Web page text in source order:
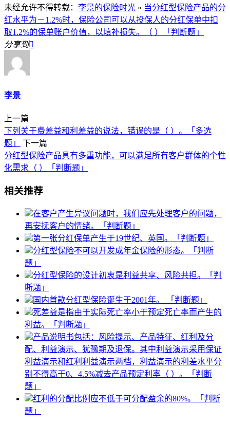
未经允许不得转载： 李景的保险时光 » 当分红型保险产品的分
红水平为－1.2%时，保险公司可以从投保人的分红保单中扣
取1.2%的保单账户价值，以填补损失。（ ）「判断题」
分享到
李景
上一篇
下列关于费差益和利差益的说法，错误的是（ ）。「多选
题」
下一篇
分红型保险产品具有多重功能，可以满足所有客户群体的个性
化需求（ ）「判断题」
相关推荐
在客户产生异议问题时，我们应先处理客户的问题，
再安抚客户的情绪。「判断题」
第一张分红保单产生于19世纪、英国。「判断题」
分红型保险不可以开发成年金保险的形态。「判断
题」
分红型保险的设计初衷是利益共享、风险共担。「判
断题」
国内首款分红型保险诞生于2001年。 「判断题」
死差益是指由于实际死亡率小于预定死亡率而产生的
利益。「判断题」
产品说明书包括：风险提示、产品特征、红利及分
配、利益演示、犹豫期及退保。其中利益演示采用保证
利益演示和红利利益演示两档，利益演示的利差水平分
别不得高于0、4.5%减去产品预定利率（ ）。「判断
题」
红利的分配比例应不低于可分配盈余的80%。「判断
题」